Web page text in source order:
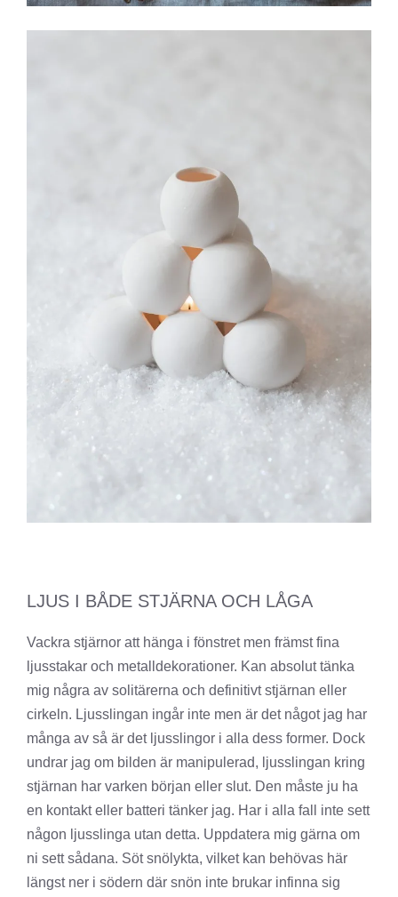
LJUS I BÅDE STJÄRNA OCH LÅGA
Vackra stjärnor att hänga i fönstret men främst fina
ljusstakar och metalldekorationer. Kan absolut tänka
mig några av solitärerna och definitivt stjärnan eller
cirkeln. Ljusslingan ingår inte men är det något jag har
många av så är det ljusslingor i alla dess former. Dock
undrar jag om bilden är manipulerad, ljusslingan kring
stjärnan har varken början eller slut. Den måste ju ha
en kontakt eller batteri tänker jag. Har i alla fall inte sett
någon ljusslinga utan detta. Uppdatera mig gärna om
ni sett sådana. Söt snölykta, vilket kan behövas här
längst ner i södern där snön inte brukar infinna sig